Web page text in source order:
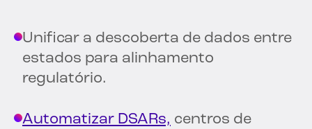
Unificar a descoberta de dados entre
estados para alinhamento
regulatório.
Automatizar DSARs, centros de